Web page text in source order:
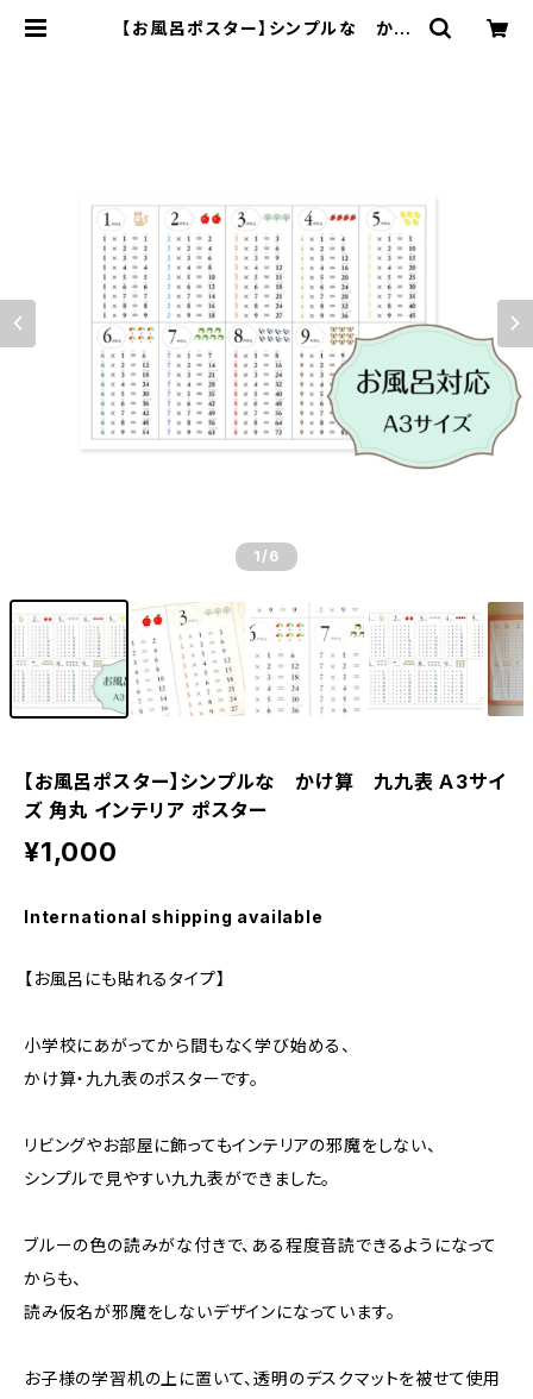
【お風呂ポスター】シンプルな かけ
1 /6
【お風呂ポスター】シンプルな かけ算 九九表 Ａ3サイ
ズ 角丸 インテリア ポスター
¥1,000
International shipping available
【お風呂にも貼れるタイプ】
小学校にあがってから間もなく学び始める、
かけ算・九九表のポスターです。
リビングやお部屋に飾ってもインテリアの邪魔をしない、
シンプルで見やすい九九表ができました。
ブルーの色の読みがな付きで、ある程度音読できるようになって
からも、
読み仮名が邪魔をしないデザインになっています。
お子様の学習机の上に置いて、透明のデスクマットを被せて使用